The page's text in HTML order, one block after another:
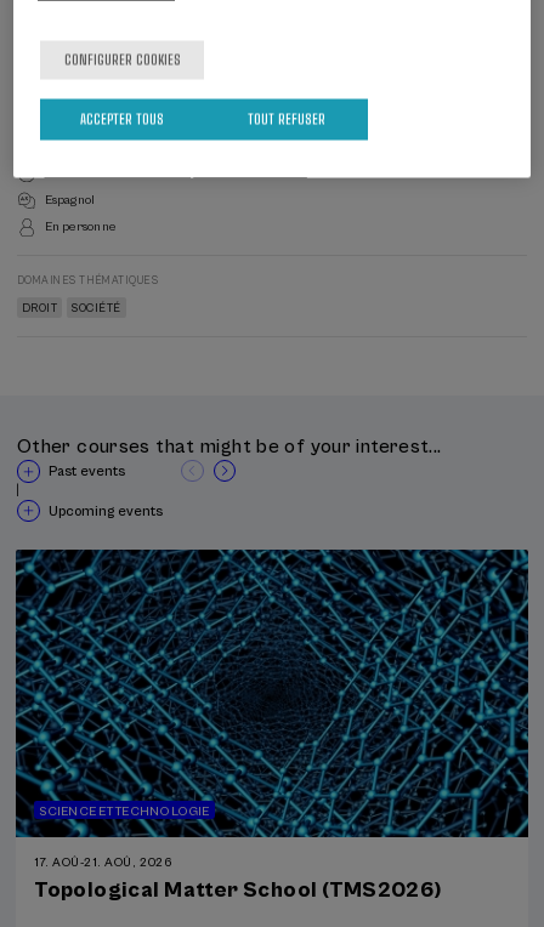
DIRECTEUR(-TRICE) DU COURS
Nicolás Alonso Moreda
UPV/EHU
Espagnol
En personne
DOMAINES THÉMATIQUES
DROIT SOCIÉTÉ
Other courses that might be of your interest...
Past events
Upcoming events
SCIENCE ET TECHNOLOGIE
17. AOÛ-21. AOÛ, 2026
Topological Matter School (TMS2026)
CONFIGURER COOKIES
TOUT REFUSER
ACCEPTER TOUS